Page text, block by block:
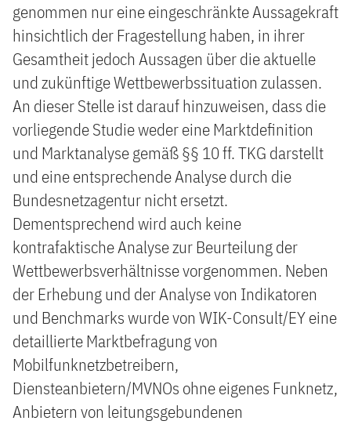
genommen nur eine eingeschränkte Aussagekraft
hinsichtlich der Fragestellung haben, in ihrer
Gesamtheit jedoch Aussagen über die aktuelle
und zukünftige Wettbewerbssituation zulassen.
An dieser Stelle ist darauf hinzuweisen, dass die
vorliegende Studie weder eine Marktdefinition
und Marktanalyse gemäß §§ 10 ff. TKG darstellt
und eine entsprechende Analyse durch die
Bundesnetzagentur nicht ersetzt.
Dementsprechend wird auch keine
kontrafaktische Analyse zur Beurteilung der
Wettbewerbsverhältnisse vorgenommen. Neben
der Erhebung und der Analyse von Indikatoren
und Benchmarks wurde von WIK-Consult/EY eine
detaillierte Marktbefragung von
Mobilfunknetzbetreibern,
Diensteanbietern/MVNOs ohne eigenes Funknetz,
Anbietern von leitungsgebundenen